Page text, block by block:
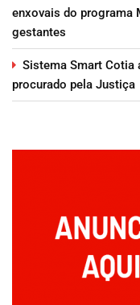
enxovais do programa
gestantes
Sistema Smart Cotia
procurado pela Justiça